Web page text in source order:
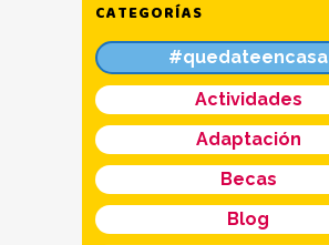
CATEGORÍAS
#quedateencasa
Actividades
Adaptación
Becas
Blog